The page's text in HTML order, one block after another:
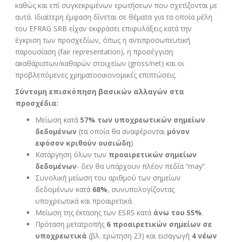
καθώς και επί συγκεκριμένων ερωτήσεων που σχετίζονται με
αυτά. Ιδιαίτερη έμφαση δίνεται σε θέματα για τα οποία μέλη
του EFRAG SRB είχαν εκφράσει επιφυλάξεις κατά την
έγκριση των προσχεδίων, όπως η αντιπροσωπευτική
παρουσίαση (fair representation), η προσέγγιση
ακαθάριστων/καθαρών στοιχείων (gross/net) και οι
προβλεπόμενες χρηματοοικονομικές επιπτώσεις.
Σύντομη επισκόπηση βασικών αλλαγών στα
προσχέδια:
Μείωση κατά 57% των υποχρεωτικών σημείων
δεδομένων (τα οποία θα αναφέρονται μόνον
εφόσον κριθούν ουσιώδη).
Κατάργηση όλων των προαιρετικών σημείων
δεδομένων- δεν θα υπάρχουν πλέον πεδία “may”.
Συνολική μείωση του αριθμού των σημείων
δεδομένων κατά 68%, συνυπολογίζοντας
υποχρεωτικά και προαιρετικά.
Μείωση της έκτασης των ESRS κατά άνω του 55%.
Πρόταση μετατροπής 6 προαιρετικών σημείων σε
υποχρεωτικά (βλ. ερώτηση 23) και εισαγωγή 4 νέων